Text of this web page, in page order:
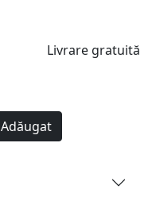
Livrare gratuită
Adăugat